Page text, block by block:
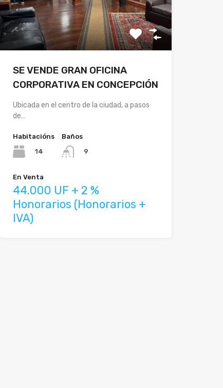
SE VENDE GRAN OFICINA
CORPORATIVA EN CONCEPCIÓN
Ubicada en el centro de la ciudad, a pasos
de…
Habitacións
14
Baños
9
En Venta
44.000 UF + 2 %
Honorarios (Honorarios +
IVA)